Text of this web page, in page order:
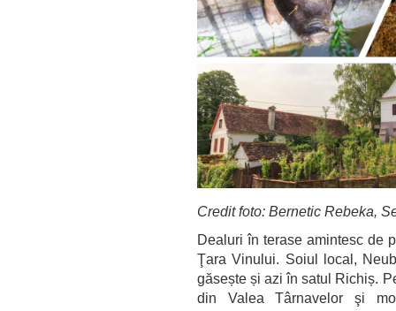
Credit foto: Bernetic Rebeka,
Dealuri în terase amintesc de
Ţara Vinului. Soiul local,
găsește și azi în satul Richiș.
din Valea Târnavelor şi